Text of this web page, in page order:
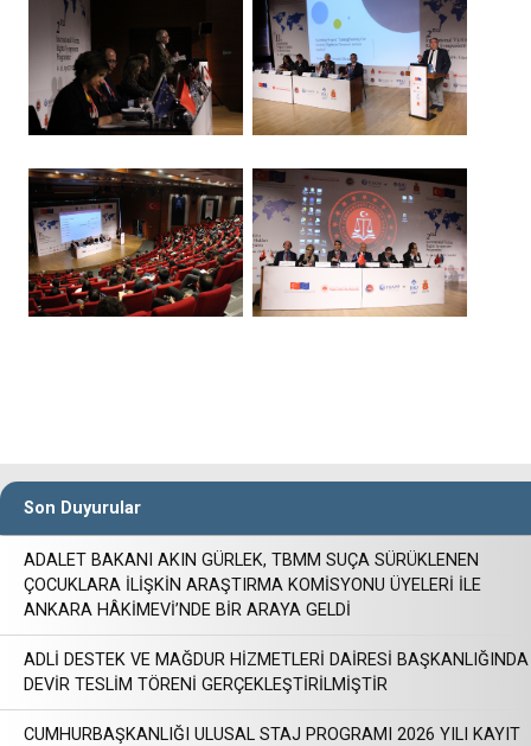
Son Duyurular
ADALET BAKANI AKIN GÜRLEK, TBMM SUÇA SÜRÜKLENEN
ÇOCUKLARA İLİŞKİN ARAŞTIRMA KOMİSYONU ÜYELERİ İLE
ANKARA HÂKİMEVİ’NDE BİR ARAYA GELDİ
ADLİ DESTEK VE MAĞDUR HİZMETLERİ DAİRESİ BAŞKANLIĞINDA
DEVİR TESLİM TÖRENİ GERÇEKLEŞTİRİLMİŞTİR
CUMHURBAŞKANLIĞI ULUSAL STAJ PROGRAMI 2026 YILI KAYIT